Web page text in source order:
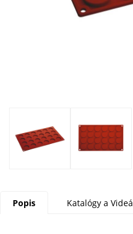
Popis Katalógy a Videá